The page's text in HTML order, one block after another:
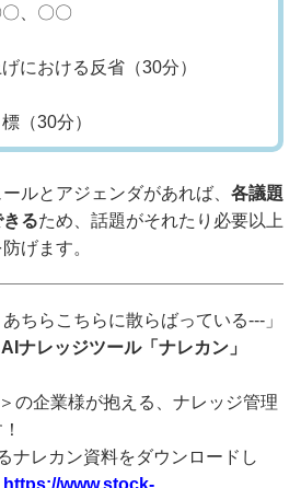
、〇〇
における反省（30分）
（30分）
ルとアジェンダがあれば、 各議題
るため、話題がそれたり必要以上
げます。
ちらこちらに散らばっている---」
ナレッジツール「ナレカン」
の企業様が抱える、ナレッジ管理
ナレカン資料をダウンロードし
https://www.stock-